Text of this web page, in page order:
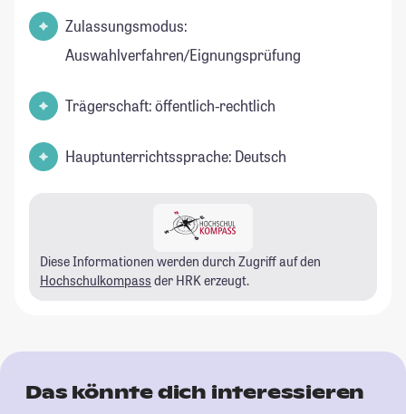
Zulassungsmodus:
Auswahlverfahren/Eignungsprüfung
Trägerschaft: öffentlich-rechtlich
Hauptunterrichtssprache: Deutsch
Diese Informationen werden durch Zugriff auf den
Hochschulkompass der HRK erzeugt.
Das könnte dich interessieren